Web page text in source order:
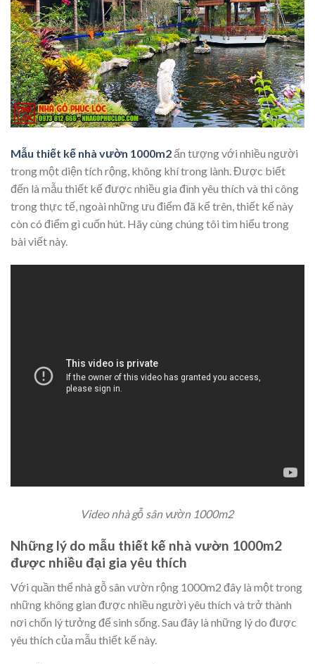
Mẫu thiết kế nhà vườn 1000m2ấn tượng với nhiều người
trong một diện tích rộng, không khí trong lành. Được biết
đến là mẫu thiết kế được nhiều gia đình yêu thích và thi công
trong thực tế, ngoài những ưu điểm đã kể trên, thiết kế này
còn có điểm gì cuốn hút. Hãy cùng chúng tôi tìm hiểu trong
bài viết này.
Video nhà gỗ sân vườn 1000m2
Những lý do mẫu thiết kế nhà vườn 1000m2
được nhiều đại gia yêu thích
Với quần thể nhà gỗ sân vườn rộng 1000m2 đây là một trong
những không gian được nhiều người yêu thích và trở thành
nơi chốn lý tưởng để sinh sống. Sau đây là những lý do được
yêu thích của mẫu thiết kế này.